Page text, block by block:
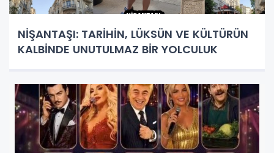
NİŞANTAŞI: TARİHİN, LÜKSÜN VE KÜLTÜRÜN
KALBİNDE UNUTULMAZ BİR YOLCULUK